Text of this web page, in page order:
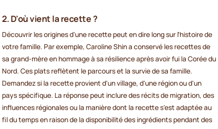
2. D'où vient la recette ?
Découvrir les origines d'une recette peut en dire long sur l'histoire de
votre famille. Par exemple, Caroline Shin a conservé les recettes de
sa grand-mère en hommage à sa résilience après avoir fui la Corée du
Nord. Ces plats reflètent le parcours et la survie de sa famille.
Demandez si la recette provient d'un village, d'une région ou d'un
pays spécifique. La réponse peut inclure des récits de migration, des
influences régionales ou la manière dont la recette s'est adaptée au
fil du temps en raison de la disponibilité des ingrédients pendant des